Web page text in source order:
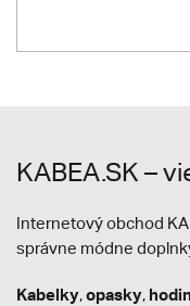
KABEA.SK –
Internetový obchod
správne módne
Kabelky,opasky,